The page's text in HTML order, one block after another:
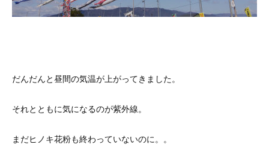
だんだんと昼間の気温が上がってきました。
それとともに気になるのが紫外線。
まだヒノキ花粉も終わっていないのに。。